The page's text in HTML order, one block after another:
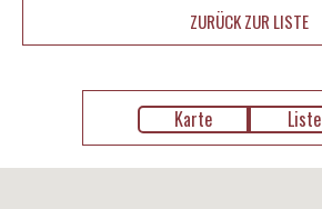
ZURÜCK ZUR LISTE
Karte Liste